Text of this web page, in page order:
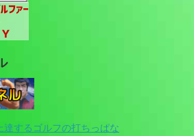
するゴルフの打ちっぱな